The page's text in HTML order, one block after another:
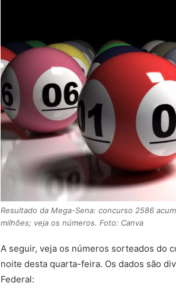
Resultado da Mega-Sena: concurso 2586
milhões; veja os números. Foto: Canva
A seguir, veja os números sorteados do
noite desta quarta-feira. Os dados são
Federal: